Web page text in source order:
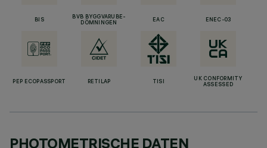
BIS
BVB BYGGVARUBE-
DÖMNINGEN
EAC ENEC-03
PEP ECOPASSPORT RETILAP TISI
UK CONFORMITY
ASSESSED
PHOTOMETRISCHE DATEN